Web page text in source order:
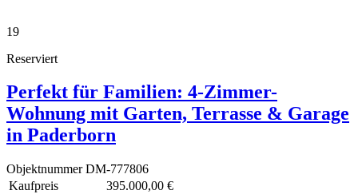
19
Reserviert
Perfekt für Familien: 4-Zimmer-
Wohnung mit Garten, Terrasse & Garage
in Paderborn
Objektnummer DM-777806
Kaufpreis
395.000,00 €